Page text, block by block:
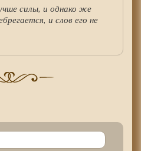
силы, и однако же
и слов его не